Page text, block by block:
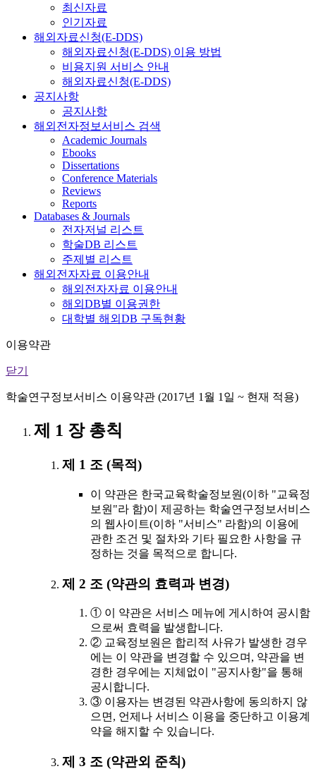
최신자료
인기자료
해외자료신청(E-DDS)
해외자료신청(E-DDS) 이용 방법
비용지원 서비스 안내
해외자료신청(E-DDS)
공지사항
공지사항
해외전자정보서비스 검색
Academic Journals
Ebooks
Dissertations
Conference Materials
Reviews
Reports
Databases & Journals
전자저널 리스트
학술DB 리스트
주제별 리스트
해외전자자료 이용안내
해외전자자료 이용안내
해외DB별 이용권한
대학별 해외DB 구독현황
이용약관
닫기
학술연구정보서비스 이용약관 (2017년 1월 1일 ~ 현재 적용)
제 1 장 총칙
제 1 조 (목적)
이 약관은 한국교육학술정보원(이하 "교육정
보원"라 함)이 제공하는 학술연구정보서비스
의 웹사이트(이하 "서비스" 라함)의 이용에
관한 조건 및 절차와 기타 필요한 사항을 규
정하는 것을 목적으로 합니다.
제 2 조 (약관의 효력과 변경)
① 이 약관은 서비스 메뉴에 게시하여 공시함
으로써 효력을 발생합니다.
② 교육정보원은 합리적 사유가 발생한 경우
에는 이 약관을 변경할 수 있으며, 약관을 변
경한 경우에는 지체없이 "공지사항"을 통해
공시합니다.
③ 이용자는 변경된 약관사항에 동의하지 않
으면, 언제나 서비스 이용을 중단하고 이용계
약을 해지할 수 있습니다.
제 3 조 (약관외 준칙)